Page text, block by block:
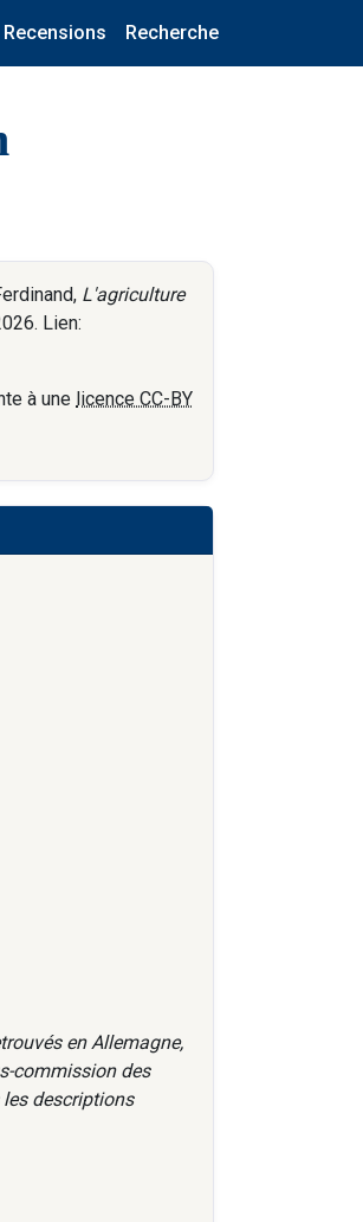
Recensions Recherche
L'agriculture
Lien:
à une licence CC-BY
en Allemagne,
commission des
descriptions